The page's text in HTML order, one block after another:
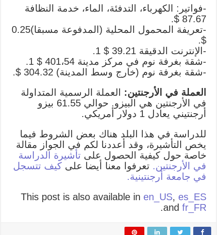
-فواتير: الكهرباء، التدفئة، الماء، خدمة النظافة
87.67 $.
-تعريفة المحمول المحلية (المدفوعة مسبقا)0.25
$.
-الإنترنت الدقيقة 39.21 $ 1.
-شقة بغرفة نوم في مركز مدينة 401،54 $ 1.
-شقة بغرفة نوم (خارج وسط المدينة) 304.32 $.
العملة في الأرجنتين:
العملة الرسمية المتداولة
في الأرجنتين هي البيزو. حوالي 61.55 بيزو
أرجنتيني يعادل 1 دولار أمريكي.
للدراسة في هذا البلد هناك بعض الشروط فيما
يخص التأشيرة، وقد أعددنا لكم في الجواز مقالة
خاصة حول كيفية الحصول على تأشيرة الدراسة
في الأرجنتين. تعرفوا معنا أيضا علىكيف تتسجل
في جامعة أرجنتينية.
This post is also available in en_US, es_ES
and fr_FR
.